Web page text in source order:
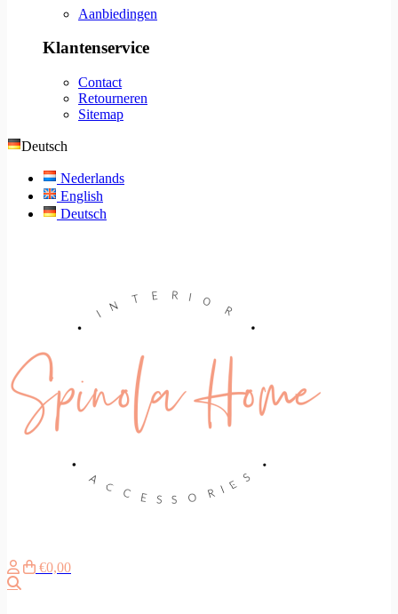
Aanbiedingen
Klantenservice
Contact
Retourneren
Sitemap
Deutsch
Nederlands
English
Deutsch
€0,00